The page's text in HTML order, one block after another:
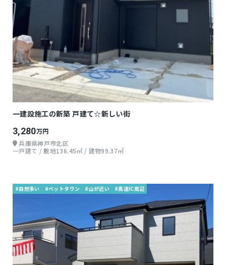
一建設施工の新築 戸建て☆新しい街
3,280万円
兵庫県神戸市北区
一戸建て / 敷地136.45㎡ / 建物99.37㎡
#自然多い #ベットタウン #山が近い #高速IC周辺